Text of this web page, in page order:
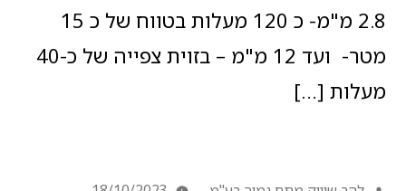
2.8 מ"מ- כ 120 מעלות בטווח של כ 15
מטר- ועד 12 מ"מ – בזוית צפייה של כ-40
מעלות […]